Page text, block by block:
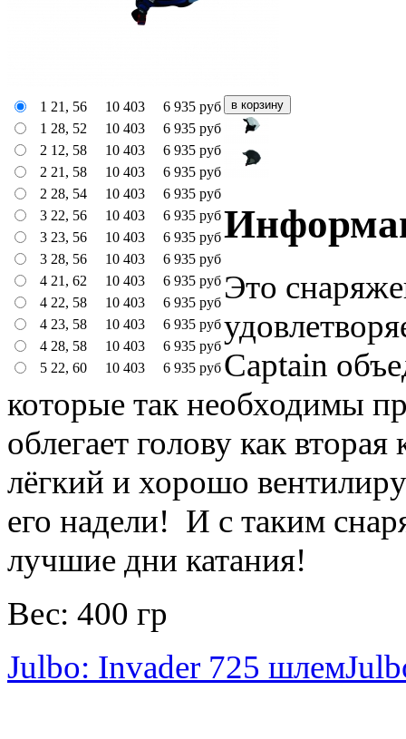
1 21, 56 10 403 6 935 руб
1 28, 52
10 403 6 935 руб
2 12, 58
10 403 6 935 руб
2 21, 58
10 403 6 935 руб
2 28, 54
10 403 6 935 руб
3 22, 56
10 403 6 935 руб
3 23, 56
10 403 6 935 руб
3 28, 56
10 403 6 935 руб
4 21, 62
10 403 6 935 руб
4 22, 58
10 403 6 935 руб
4 23, 58
10 403 6 935 руб
4 28, 58
10 403 6 935 руб
5 22, 60
10 403 6 935 руб
Это
Captain
которые так необходимы
облегает голову как
лёгкий и хорошо
его надели! И с таким
лучшие дни катания!
Вес: 400 гр
Julbo: Invader 725 шлем